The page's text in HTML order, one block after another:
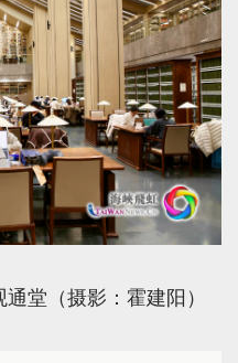
堂（摄影：霍建阳）